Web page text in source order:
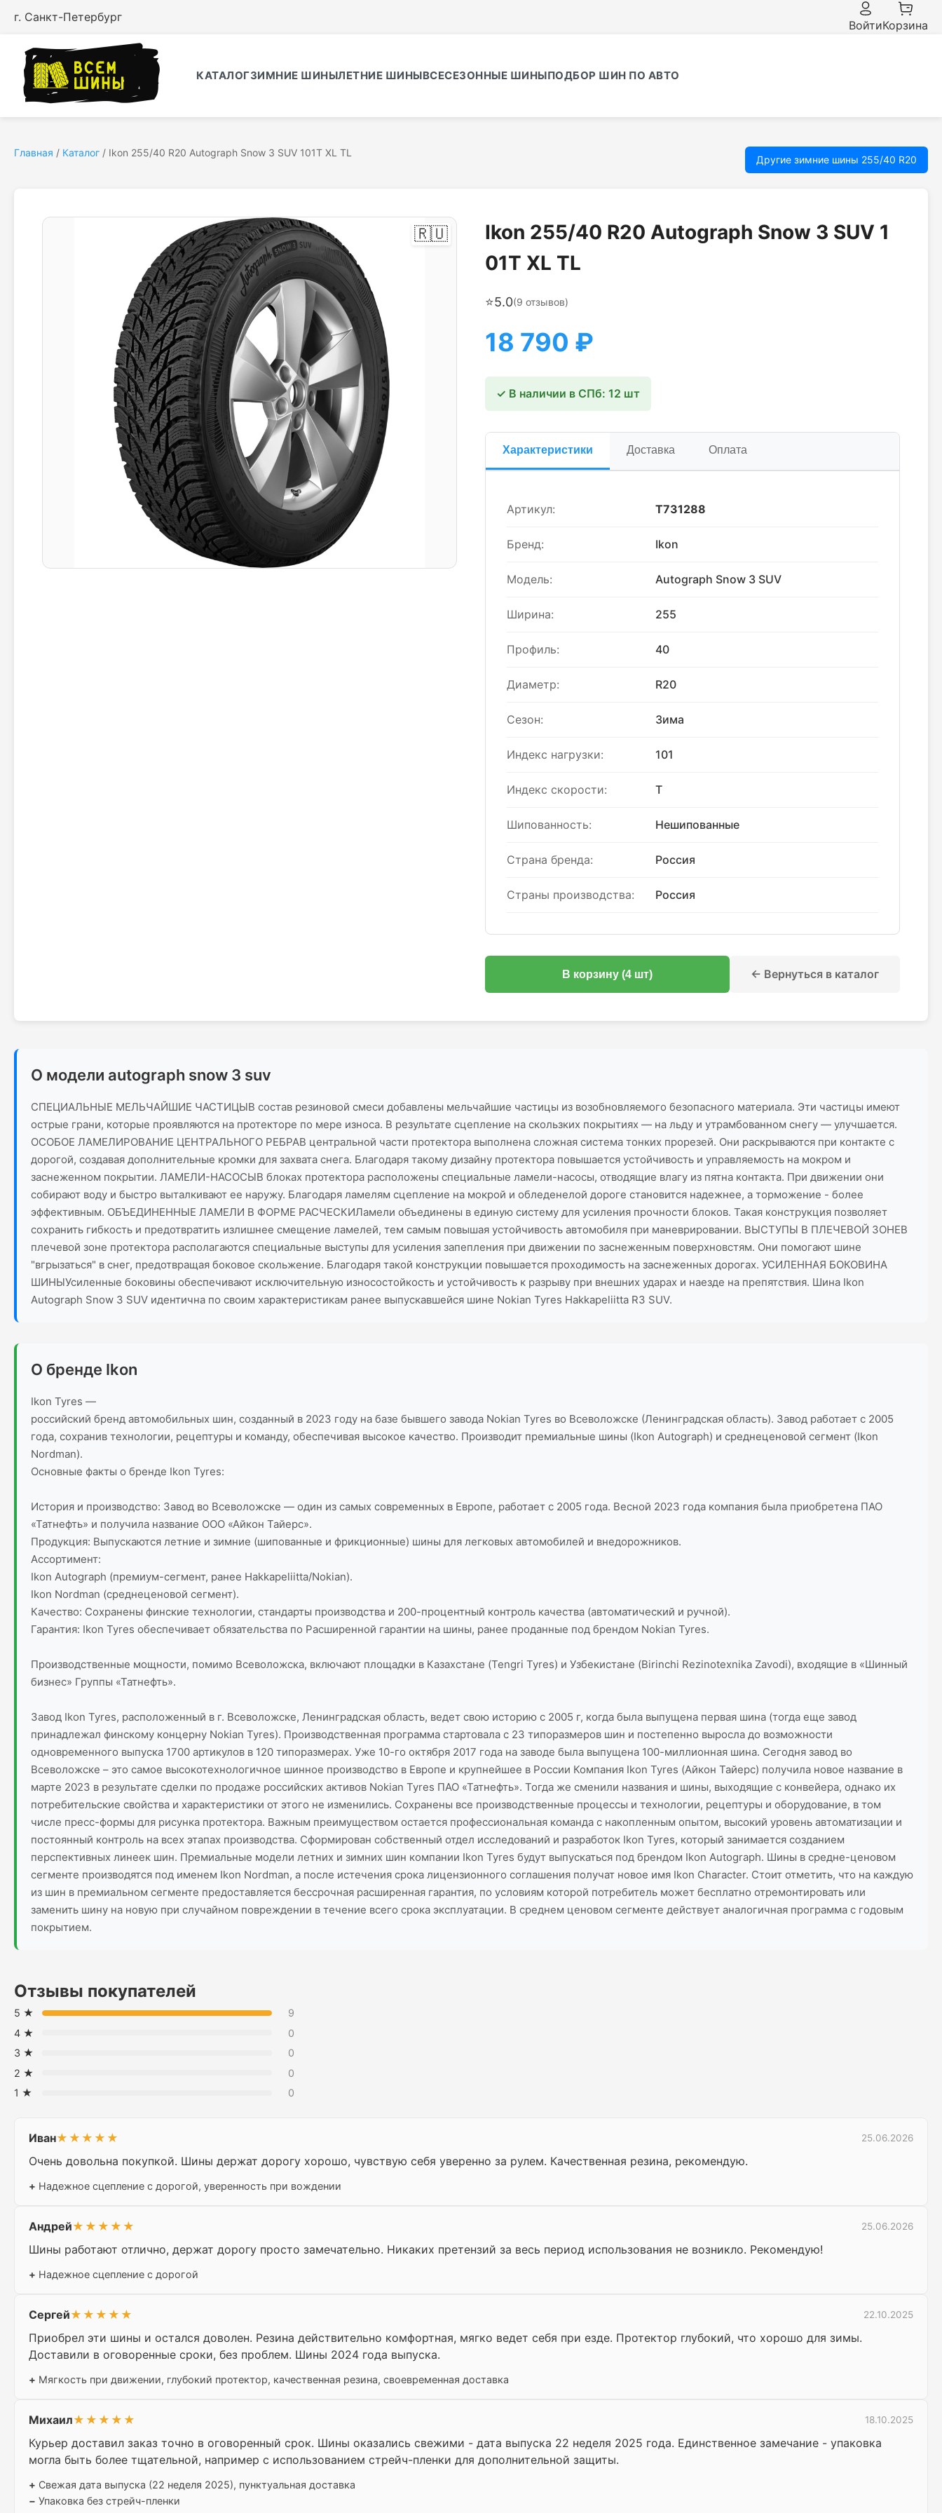
г. Санкт-Петербург
ВойтиКорзина
КАТАЛОГЗИМНИЕ ШИНЫЛЕТНИЕ ШИНЫВСЕСЕЗОННЫЕ ШИНЫПОДБОР ШИН ПО АВТО
Главная / Каталог / Ikon 255/40 R20 Autograph Snow 3 SUV 101T XL TL
Другие зимние шины 255/40 R20
🇷🇺
Ikon 255/40 R20 Autograph Snow 3 SUV 1
01T XL TL
⭐5.0(9 отзывов)
18 790 ₽
✓ В наличии в СПб: 12 шт
Характеристики Доставка Оплата
Артикул: T731288
Бренд: Ikon
Модель: Autograph Snow 3 SUV
Ширина: 255
Профиль: 40
Диаметр: R20
Сезон: Зима
Индекс нагрузки: 101
Индекс скорости: T
Шипованность: Нешипованные
Страна бренда: Россия
Страны производства: Россия
В корзину (4 шт) ← Вернуться в каталог
О модели autograph snow 3 suv
СПЕЦИАЛЬНЫЕ МЕЛЬЧАЙШИЕ ЧАСТИЦЫВ состав резиновой смеси добавлены мельчайшие частицы из возобновляемого безопасного материала. Эти частицы имеют
острые грани, которые проявляются на протекторе по мере износа. В результате сцепление на скользких покрытиях — на льду и утрамбованном снегу — улучшается.
ОСОБОЕ ЛАМЕЛИРОВАНИЕ ЦЕНТРАЛЬНОГО РЕБРАВ центральной части протектора выполнена сложная система тонких прорезей. Они раскрываются при контакте с
дорогой, создавая дополнительные кромки для захвата снега. Благодаря такому дизайну протектора повышается устойчивость и управляемость на мокром и
заснеженном покрытии. ЛАМЕЛИ-НАСОСЫВ блоках протектора расположены специальные ламели-насосы, отводящие влагу из пятна контакта. При движении они
собирают воду и быстро выталкивают ее наружу. Благодаря ламелям сцепление на мокрой и обледенелой дороге становится надежнее, а торможение - более
эффективным. ОБЪЕДИНЕННЫЕ ЛАМЕЛИ В ФОРМЕ РАСЧЕСКИЛамели объединены в единую систему для усиления прочности блоков. Такая конструкция позволяет
сохранить гибкость и предотвратить излишнее смещение ламелей, тем самым повышая устойчивость автомобиля при маневрировании. ВЫСТУПЫ В ПЛЕЧЕВОЙ ЗОНЕВ
плечевой зоне протектора располагаются специальные выступы для усиления запепления при движении по заснеженным поверхновстям. Они помогают шине
"вгрызаться" в снег, предотвращая боковое скольжение. Благодаря такой конструкции повышается проходимость на заснеженных дорогах. УСИЛЕННАЯ БОКОВИНА
ШИНЫУсиленные боковины обеспечивают исключительную износостойкость и устойчивость к разрыву при внешних ударах и наезде на препятствия. Шина Ikon
Autograph Snow 3 SUV идентична по своим характеристикам ранее выпускавшейся шине Nokian Tyres Hakkapeliitta R3 SUV.
О бренде Ikon
Ikon Tyres —
российский бренд автомобильных шин, созданный в 2023 году на базе бывшего завода Nokian Tyres во Всеволожске (Ленинградская область). Завод работает с 2005
года, сохранив технологии, рецептуры и команду, обеспечивая высокое качество. Производит премиальные шины (Ikon Autograph) и среднеценовой сегмент (Ikon
Nordman).
Основные факты о бренде Ikon Tyres:
История и производство: Завод во Всеволожске — один из самых современных в Европе, работает с 2005 года. Весной 2023 года компания была приобретена ПАО
«Татнефть» и получила название ООО «Айкон Тайерс».
Продукция: Выпускаются летние и зимние (шипованные и фрикционные) шины для легковых автомобилей и внедорожников.
Ассортимент:
Ikon Autograph (премиум-сегмент, ранее Hakkapeliitta/Nokian).
Ikon Nordman (среднеценовой сегмент).
Качество: Сохранены финские технологии, стандарты производства и 200-процентный контроль качества (автоматический и ручной).
Гарантия: Ikon Tyres обеспечивает обязательства по Расширенной гарантии на шины, ранее проданные под брендом Nokian Tyres.
Производственные мощности, помимо Всеволожска, включают площадки в Казахстане (Tengri Tyres) и Узбекистане (Birinchi Rezinotexnika Zavodi), входящие в «Шинный
бизнес» Группы «Татнефть».
Завод Ikon Tyres, расположенный в г. Всеволожске, Ленинградская область, ведет свою историю с 2005 г, когда была выпущена первая шина (тогда еще завод
принадлежал финскому концерну Nokian Tyres). Производственная программа стартовала с 23 типоразмеров шин и постепенно выросла до возможности
одновременного выпуска 1700 артикулов в 120 типоразмерах. Уже 10-го октября 2017 года на заводе была выпущена 100-миллионная шина. Сегодня завод во
Всеволожске – это самое высокотехнологичное шинное производство в Европе и крупнейшее в России Компания Ikon Tyres (Айкон Тайерс) получила новое название в
марте 2023 в результате сделки по продаже российских активов Nokian Tyres ПАО «Татнефть». Тогда же сменили названия и шины, выходящие с конвейера, однако их
потребительские свойства и характеристики от этого не изменились. Сохранены все производственные процессы и технологии, рецептуры и оборудование, в том
числе пресс-формы для рисунка протектора. Важным преимуществом остается профессиональная команда с накопленным опытом, высокий уровень автоматизации и
постоянный контроль на всех этапах производства. Сформирован собственный отдел исследований и разработок Ikon Tyres, который занимается созданием
перспективных линеек шин. Премиальные модели летних и зимних шин компании Ikon Tyres будут выпускаться под брендом Ikon Autograph. Шины в средне-ценовом
сегменте производятся под именем Ikon Nordman, а после истечения срока лицензионного соглашения получат новое имя Ikon Character. Стоит отметить, что на каждую
из шин в премиальном сегменте предоставляется бессрочная расширенная гарантия, по условиям которой потребитель может бесплатно отремонтировать или
заменить шину на новую при случайном повреждении в течение всего срока эксплуатации. В среднем ценовом сегменте действует аналогичная программа с годовым
покрытием.
Отзывы покупателей
5 ★
9
4 ★
0
3 ★
0
2 ★
0
1 ★
0
Иван★★★★★ 25.06.2026
Очень довольна покупкой. Шины держат дорогу хорошо, чувствую себя уверенно за рулем. Качественная резина, рекомендую.
+ Надежное сцепление с дорогой, уверенность при вождении
Андрей★★★★★ 25.06.2026
Шины работают отлично, держат дорогу просто замечательно. Никаких претензий за весь период использования не возникло. Рекомендую!
+ Надежное сцепление с дорогой
Сергей★★★★★ 22.10.2025
Приобрел эти шины и остался доволен. Резина действительно комфортная, мягко ведет себя при езде. Протектор глубокий, что хорошо для зимы.
Доставили в оговоренные сроки, без проблем. Шины 2024 года выпуска.
+ Мягкость при движении, глубокий протектор, качественная резина, своевременная доставка
Михаил★★★★★ 18.10.2025
Курьер доставил заказ точно в оговоренный срок. Шины оказались свежими - дата выпуска 22 неделя 2025 года. Единственное замечание - упаковка
могла быть более тщательной, например с использованием стрейч-пленки для дополнительной защиты.
+ Свежая дата выпуска (22 неделя 2025), пунктуальная доставка
− Упаковка без стрейч-пленки